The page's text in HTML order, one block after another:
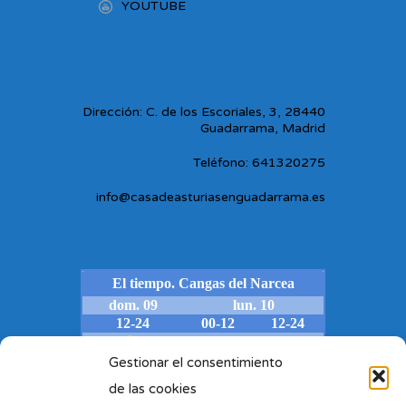
Gestionar el consentimiento
de las cookies
YOUTUBE
Dirección: C. de los Escoriales, 3, 28440
Guadarrama, Madrid
Teléfono: 641320275
info@casadeasturiasenguadarrama.es